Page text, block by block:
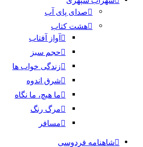
صدای پای آب
هشت کتاب
آواز آفتاب
حجم سبز
زندگی خواب ها
شرق اندوه
ما هیچ، ما نگاه
مرگ رنگ
مسافر
شاهنامه فردوسی